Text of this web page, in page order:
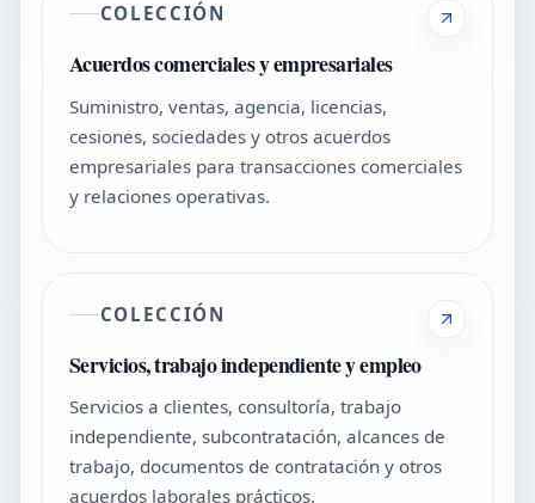
COLECCIÓN
Acuerdos comerciales y empresariales
Suministro, ventas, agencia, licencias,
cesiones, sociedades y otros acuerdos
empresariales para transacciones comerciales
y relaciones operativas.
COLECCIÓN
Servicios, trabajo independiente y empleo
Servicios a clientes, consultoría, trabajo
independiente, subcontratación, alcances de
trabajo, documentos de contratación y otros
acuerdos laborales prácticos.